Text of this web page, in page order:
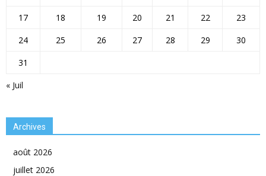
« Juil
17
18 19 20 21 22
23
24
25 26 27 28 29
30
31
Archives
août 2026
juillet 2026